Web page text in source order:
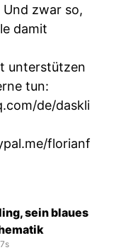
zwar so,
damit
unterstützen
tun:
de/daskli
florianf
sein blaues